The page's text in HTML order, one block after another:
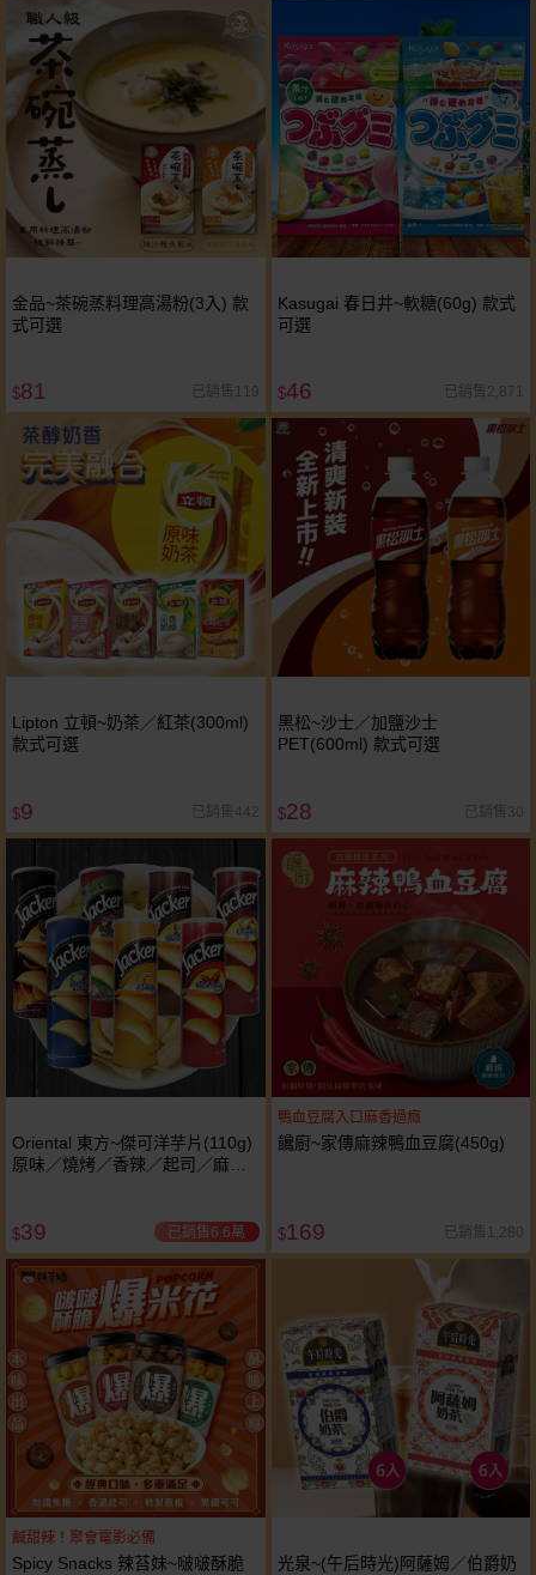
金品~茶碗蒸料理高湯粉(3入) 款
式可選
$81 已銷售119
Kasugai 春日井~軟糖(60g) 款式
可選
$46 已銷售2,871
Lipton 立頓~奶茶／紅茶(300ml)
款式可選
$9 已銷售442
黑松~沙士／加鹽沙士
PET(600ml) 款式可選
$28 已銷售30
Oriental 東方~傑可洋芋片(110g)
原味／燒烤／香辣／起司／麻辣
$39 已銷售6.6萬
鴨血豆腐入口麻香過癮
饞廚~家傳麻辣鴨血豆腐(450g)
$169 已銷售1,280
鹹甜辣！聚會電影必備
Spicy Snacks 辣苔妹~啵啵酥脆 光泉~(午后時光)阿薩姆／伯爵奶